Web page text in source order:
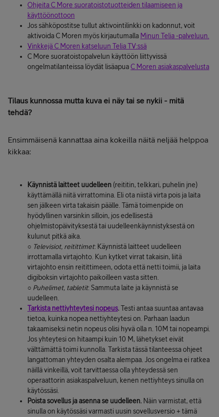
Ohjeita C More suoratoistotuotteiden tilaamiseen ja
käyttöönottoon
Jos sähköpostitse tullut aktivointilinkki on kadonnut, voit
aktivoida C Moren myös kirjautumalla Minun Telia -palveluun.
Vinkkejä C Moren katseluun Telia TV:ssä
C More suoratoistopalvelun käyttöön liittyvissä
ongelmatilanteissa löydät lisäapuaC Moren asiakaspalvelusta
Tilaus kunnossa mutta kuva ei näy tai se nykii - mitä
tehdä?
Ensimmäisenä kannattaa aina kokeilla näitä neljää helppoa
kikkaa:
Käynnistä laitteet uudelleen (reititin, telkkari, puhelin jne)
käyttämällä niitä virrattomina. Eli ota niistä virta pois ja laita
sen jälkeen virta takaisin päälle. Tämä toimenpide on
hyödyllinen varsinkin silloin, jos edellisestä
ohjelmistopäivityksestä tai uudelleenkäynnistyksestä on
kulunut pitkä aika.
○ Televisiot, reitittimet: Käynnistä laitteet uudelleen
irrottamalla virtajohto. Kun kytket virrat takaisin, liitä
virtajohto ensin reitittimeen, odota että netti toimii, ja laita
digiboksin virtajohto paikoilleen vasta sitten.
○ Puhelimet, tabletit: Sammuta laite ja käynnistä se
uudelleen.
Tarkista nettiyhteytesi nopeus.Testi antaa suuntaa antavaa
tietoa, kuinka nopea nettiyhteytesi on. Parhaan laadun
takaamiseksi netin nopeus olisi hyvä olla n. 10M tai nopeampi.
Jos yhteytesi on hitaampi kuin 10 M, lähetykset eivät
välttämättä toimi kunnolla. Tarkista tässä tilanteessa ohjeet
langattoman yhteyden osalta alempaa. Jos ongelma ei ratkea
näillä vinkeillä, voit tarvittaessa olla yhteydessä sen
operaattorin asiakaspalveluun, kenen nettiyhteys sinulla on
käytössäsi.
Poista sovellus ja asenna se uudelleen. Näin varmistat, että
sinulla on käytössäsi varmasti uusin sovellusversio + tämä